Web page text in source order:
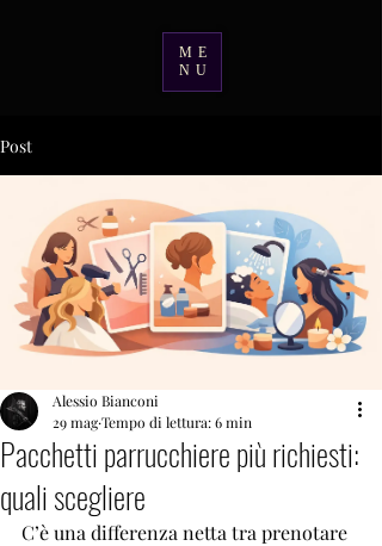
ME
NU
Post
Pacchetti parrucchiere più richiesti:
quali scegliere
Alessio Bianconi
29 magTempo di lettura: 6 min
C’è una differenza netta tra prenotare